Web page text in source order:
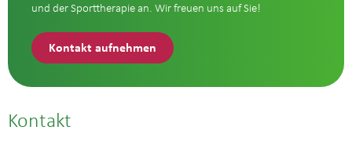
und der Sporttherapie an. Wir freuen uns auf Sie!
Kontakt aufnehmen
Kontakt